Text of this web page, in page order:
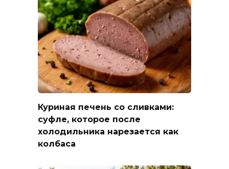
Куриная печень со сливками:
суфле, которое после
холодильника нарезается как
колбаса